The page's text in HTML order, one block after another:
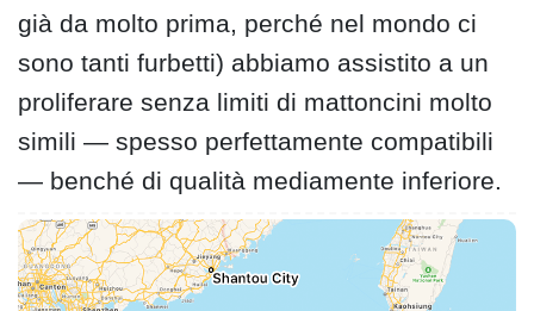
già da molto prima, perché nel mondo ci
sono tanti furbetti) abbiamo assistito a un
proliferare senza limiti di mattoncini molto
simili — spesso perfettamente compatibili
— benché di qualità mediamente inferiore.